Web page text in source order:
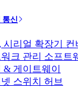
통신
시리얼 확장기 컨
크 관리 소프트
게이트웨이
스위치 허브